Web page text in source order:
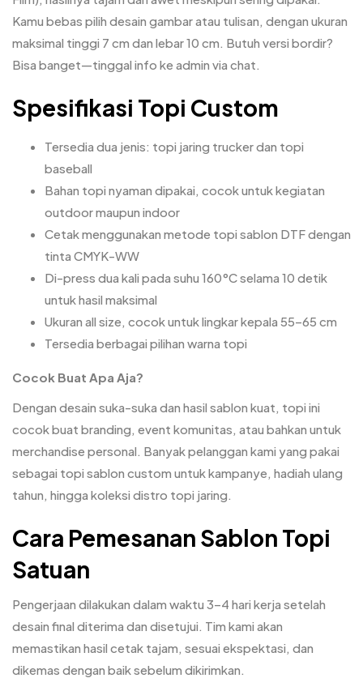
Kamu bebas pilih desain gambar atau tulisan, dengan ukuran
maksimal tinggi 7 cm dan lebar 10 cm. Butuh versi bordir?
Bisa banget—tinggal info ke admin via chat.
Spesifikasi Topi Custom
Tersedia dua jenis: topi jaring trucker dan topi
baseball
Bahan topi nyaman dipakai, cocok untuk kegiatan
outdoor maupun indoor
Cetak menggunakan metode topi sablon DTF dengan
tinta CMYK-WW
Di-press dua kali pada suhu 160°C selama 10 detik
untuk hasil maksimal
Ukuran all size, cocok untuk lingkar kepala 55–65 cm
Tersedia berbagai pilihan warna topi
Cocok Buat Apa Aja?
Dengan desain suka-suka dan hasil sablon kuat, topi ini
cocok buat branding, event komunitas, atau bahkan untuk
merchandise personal. Banyak pelanggan kami yang pakai
sebagai topi sablon custom untuk kampanye, hadiah ulang
tahun, hingga koleksi distro topi jaring.
Cara Pemesanan Sablon Topi
Satuan
Pengerjaan dilakukan dalam waktu 3–4 hari kerja setelah
desain final diterima dan disetujui. Tim kami akan
memastikan hasil cetak tajam, sesuai ekspektasi, dan
dikemas dengan baik sebelum dikirimkan.